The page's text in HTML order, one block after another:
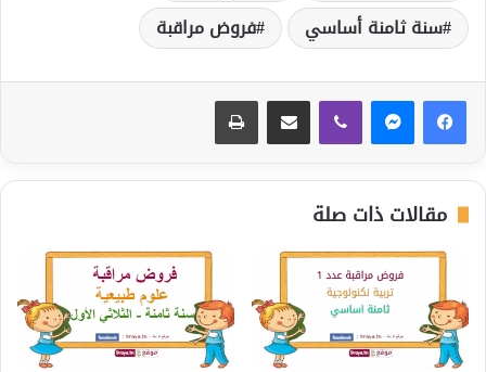
سنة ثامنة أساسي
فروض مراقبة
مقالات ذات صلة